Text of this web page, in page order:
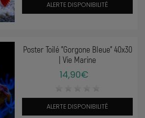
ALERTE DISPONIBILITÉ
Poster Toilé "Gorgone Bleue" 40x30
| Vie Marine
14,90€
ALERTE DISPONIBILITÉ